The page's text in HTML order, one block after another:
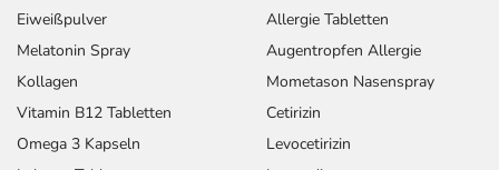
Eiweißpulver
Melatonin Spray
Kollagen
Vitamin B12 Tabletten
Omega 3 Kapseln
Allergie Tabletten
Augentropfen Allergie
Mometason Nasenspray
Cetirizin
Levocetirizin